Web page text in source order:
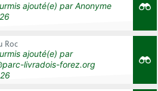
ajouté(e) parAnonyme
Roc
ajouté(e) par
livradois-forez.org